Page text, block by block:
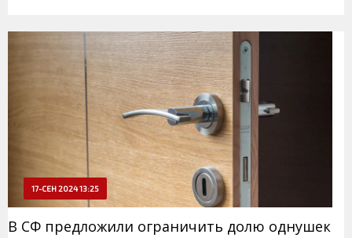
17-СЕН 2024 13:25
В СФ предложили ограничить долю однушек